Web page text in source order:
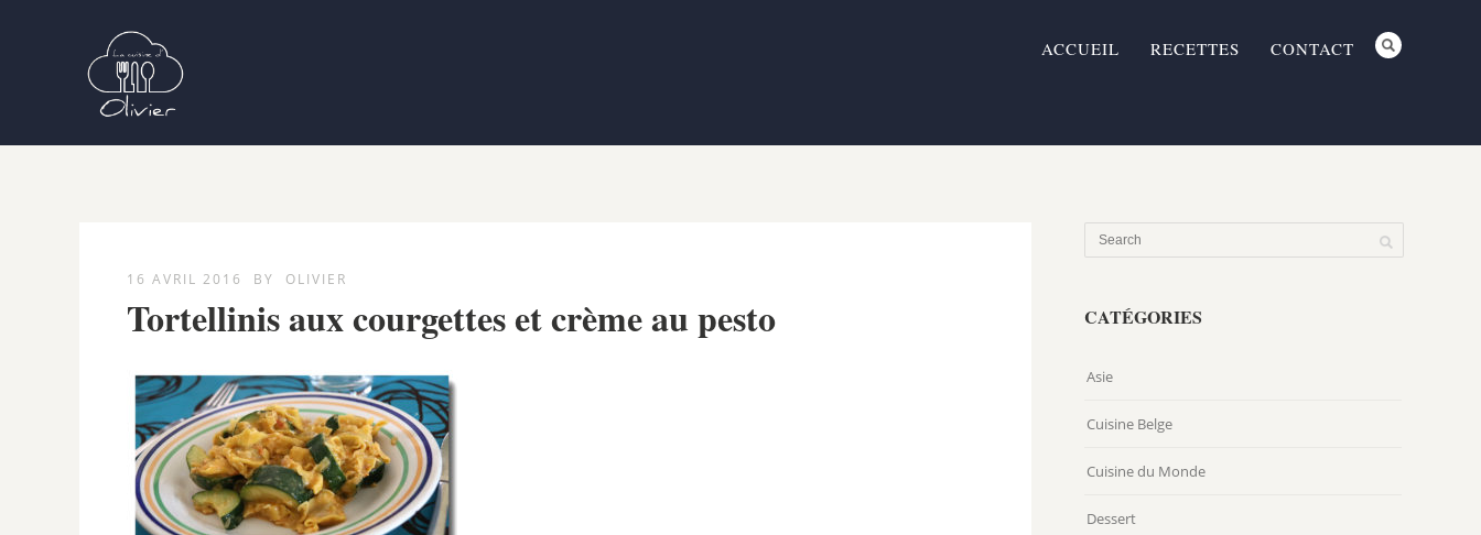
ACCUEIL RECETTES CONTACT
16 AVRIL 2016 BY OLIVIER
Tortellinis aux courgettes et crème au pesto CATÉGORIES
Asie
Cuisine Belge
Cuisine du Monde
Dessert